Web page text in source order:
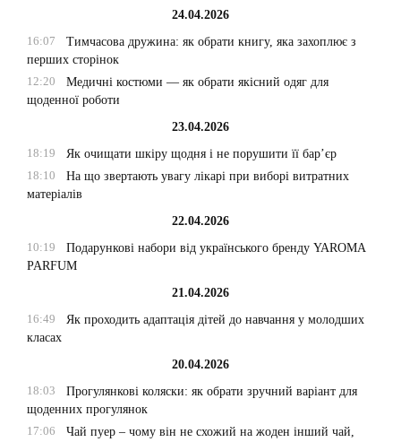
24.04.2026
16:07
Тимчасова дружина: як обрати книгу, яка захоплює з
перших сторінок
12:20
Медичні костюми — як обрати якісний одяг для
щоденної роботи
23.04.2026
18:19
Як очищати шкіру щодня і не порушити її бар’єр
18:10
На що звертають увагу лікарі при виборі витратних
матеріалів
22.04.2026
10:19
Подарункові набори від українського бренду YAROMA
PARFUM
21.04.2026
16:49
Як проходить адаптація дітей до навчання у молодших
класах
20.04.2026
18:03
Прогулянкові коляски: як обрати зручний варіант для
щоденних прогулянок
17:06
Чай пуер – чому він не схожий на жоден інший чай,